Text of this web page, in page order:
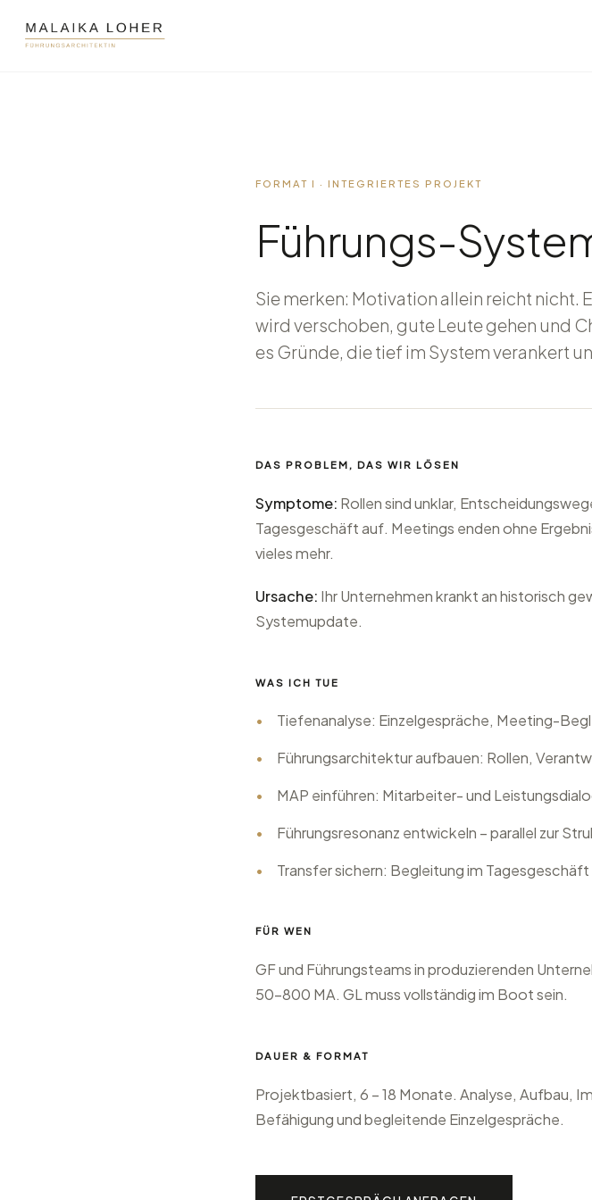
FORMAT I · INTEGRIERTES PROJEKT
Führungs-
Sie merken: Motivation allein reicht
wird verschoben, gute Leute gehen und
es Gründe, die tief im System verankert
DAS PROBLEM, DAS WIR LÖSEN
Symptome: Rollen sind unklar,
Tagesgeschäft auf. Meetings enden ohne
vieles mehr.
Ursache: Ihr Unternehmen krankt an historisch
Systemupdate.
WAS ICH TUE
•
Tiefenanalyse: Einzelgespräche, Meeting-
•
Führungsarchitektur aufbauen: Rollen,
•
MAP einführen: Mitarbeiter- und
•
Führungsresonanz entwickeln – parallel zur
•
Transfer sichern: Begleitung im
FÜR WEN
GF und Führungsteams in produzierenden
50–800 MA. GL muss vollständig im Boot sein.
DAUER & FORMAT
Projektbasiert, 6 – 18 Monate. Analyse, Aufbau,
Befähigung und begleitende Einzelgespräche.